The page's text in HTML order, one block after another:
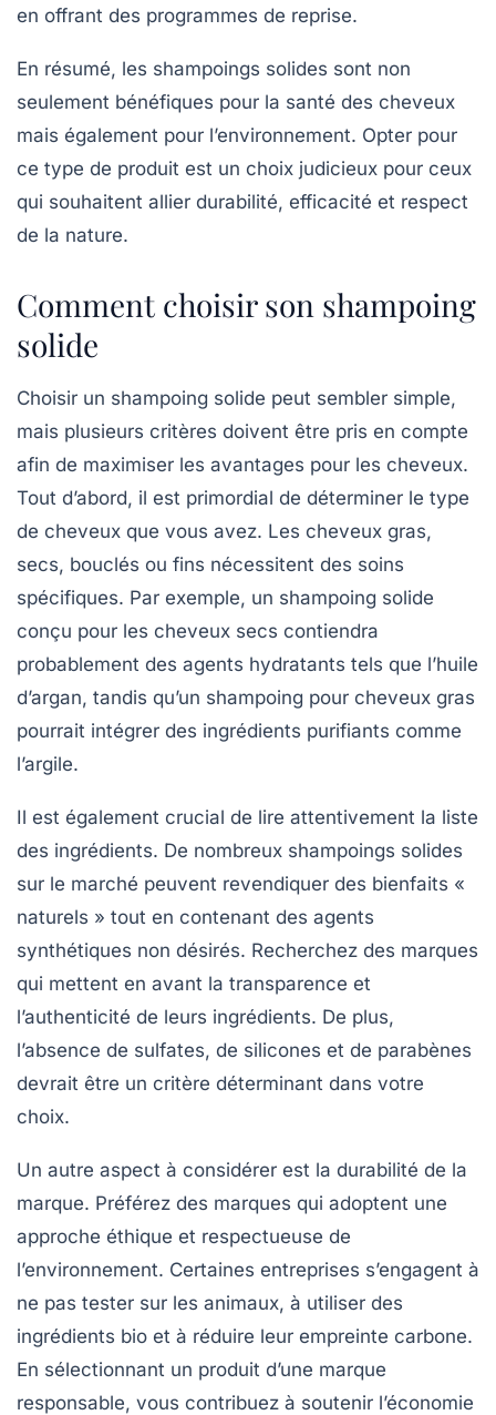
en offrant des programmes de reprise.
En résumé, les shampoings solides sont non
seulement bénéfiques pour la santé des cheveux
mais également pour l’environnement. Opter pour
ce type de produit est un choix judicieux pour ceux
qui souhaitent allier durabilité, efficacité et respect
de la nature.
Comment choisir son shampoing
solide
Choisir un shampoing solide peut sembler simple,
mais plusieurs critères doivent être pris en compte
afin de maximiser les avantages pour les cheveux.
Tout d’abord, il est primordial de déterminer le type
de cheveux que vous avez. Les cheveux gras,
secs, bouclés ou fins nécessitent des soins
spécifiques. Par exemple, un shampoing solide
conçu pour les cheveux secs contiendra
probablement des agents hydratants tels que l’huile
d’argan, tandis qu’un shampoing pour cheveux gras
pourrait intégrer des ingrédients purifiants comme
l’argile.
Il est également crucial de lire attentivement la liste
des ingrédients. De nombreux shampoings solides
sur le marché peuvent revendiquer des bienfaits «
naturels » tout en contenant des agents
synthétiques non désirés. Recherchez des marques
qui mettent en avant la transparence et
l’authenticité de leurs ingrédients. De plus,
l’absence de sulfates, de silicones et de parabènes
devrait être un critère déterminant dans votre
choix.
Un autre aspect à considérer est la durabilité de la
marque. Préférez des marques qui adoptent une
approche éthique et respectueuse de
l’environnement. Certaines entreprises s’engagent à
ne pas tester sur les animaux, à utiliser des
ingrédients bio et à réduire leur empreinte carbone.
En sélectionnant un produit d’une marque
responsable, vous contribuez à soutenir l’économie